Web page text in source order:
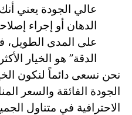
عالي الجودة يعني
الدهان أو إجراء
على المدى الطويل،
الدقة” هو الخيار
نحن نسعى دائماً لنكون
الجودة الفائقة والسعر
الاحترافية في متناول